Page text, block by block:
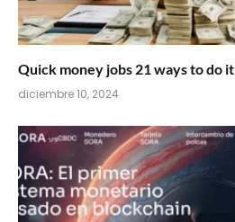
Quick money jobs 21 ways to do it
diciembre 10, 2024